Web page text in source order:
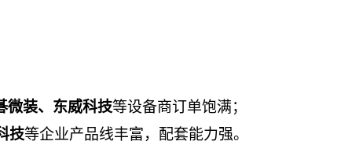
微装、东威科技等设备商订单饱满；
技等企业产品线丰富，配套能力强。